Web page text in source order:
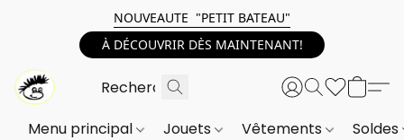
NOUVEAUTE "PETIT BATEAU"
À DÉCOUVRIR DÈS MAINTENANT!
Menu principal Jouets Vêtements Soldes